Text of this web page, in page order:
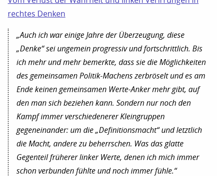
rechtes Denken
„Auch ich war einige Jahre der Überzeugung, diese
„Denke“ sei ungemein progressiv und fortschrittlich. Bis
ich mehr und mehr bemerkte, dass sie die Möglichkeiten
des gemeinsamen Politik-Machens zerbröselt und es am
Ende keinen gemeinsamen Werte-Anker mehr gibt, auf
den man sich beziehen kann. Sondern nur noch den
Kampf immer verschiedenerer Kleingruppen
gegeneinander: um die „Definitionsmacht“ und letztlich
die Macht, andere zu beherrschen. Was das glatte
Gegenteil früherer linker Werte, denen ich mich immer
schon verbunden fühlte und noch immer fühle.“